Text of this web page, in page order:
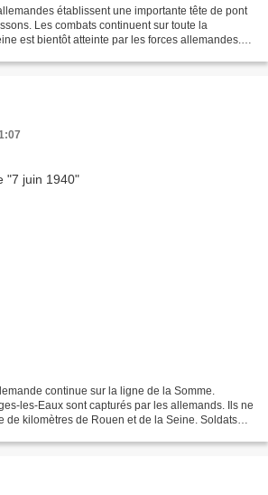
établissent une importante tête de pont
Les combats continuent sur toute la
est bientôt atteinte par les forces allemandes.
continue sur la ligne de la Somme.
les-Eaux sont capturés par les allemands. Ils ne
de kilomètres de Rouen et de la Seine. Soldats